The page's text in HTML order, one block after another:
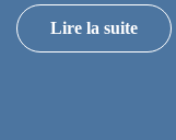
Lire la suite